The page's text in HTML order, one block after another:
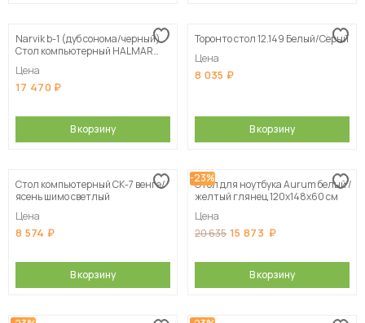
Narvik b-1 (дуб сонома/черный)
Стол компьютерный HALMAR
Цена
17 470
В корзину
Торонто стол 12.149 Белый/Серый
Цена
8 035
В корзину
Стол компьютерный СК-7 венге/
ясень шимо светлый
Цена
8 574
В корзину
-23%
Стол для ноутбука Aurum белый /
желтый глянец 120х148х60 см
Цена
20 635 15 873
В корзину